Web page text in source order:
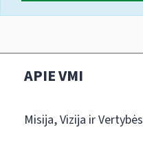
APIE VMI
Misija, Vizija ir Vertybės